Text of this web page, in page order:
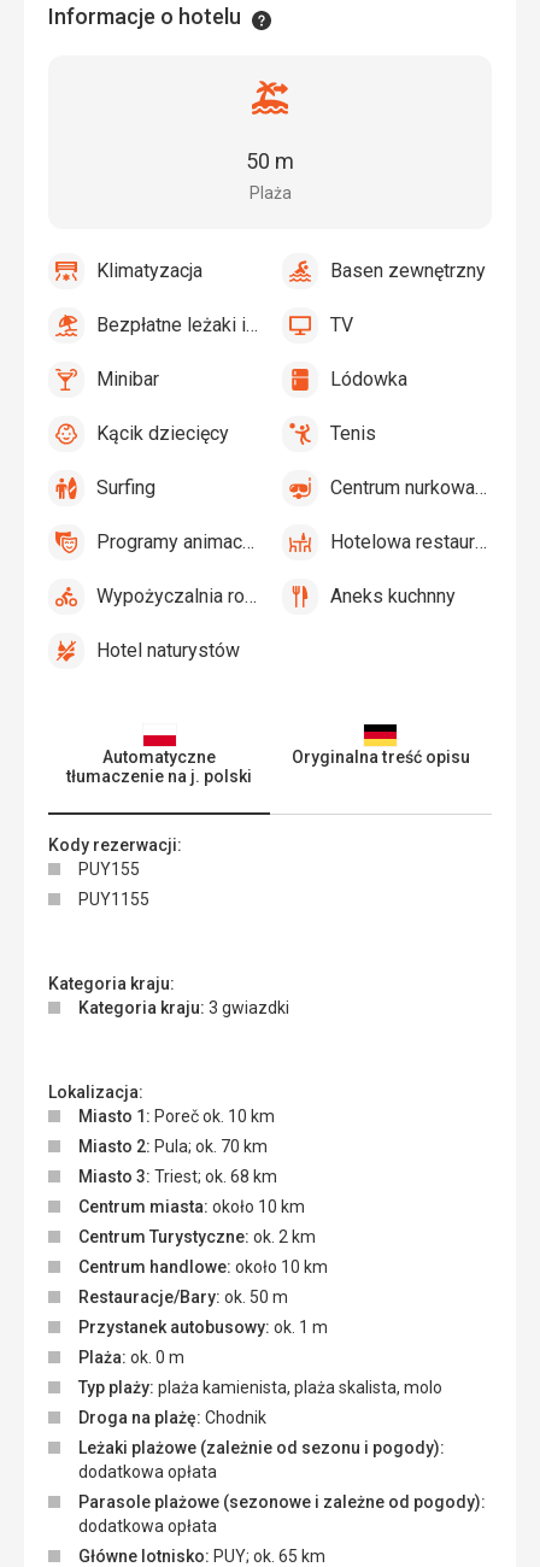
Automatyczne
tłumaczenie na j. polski
Oryginalna treść opisu
Kody rezerwacji:
PUY155
PUY1155
Kategoria kraju:
Kategoria kraju: 3 gwiazdki
Lokalizacja:
Miasto 1: Poreč ok. 10 km
Miasto 2: Pula; ok. 70 km
Miasto 3: Triest; ok. 68 km
Centrum miasta: około 10 km
Centrum Turystyczne: ok. 2 km
Centrum handlowe: około 10 km
Restauracje/Bary: ok. 50 m
Przystanek autobusowy: ok. 1 m
Plaża: ok. 0 m
Typ plaży: plaża kamienista, plaża skalista, molo
Droga na plażę: Chodnik
Leżaki plażowe (zależnie od sezonu i pogody):
dodatkowa opłata
Parasole plażowe (sezonowe i zależne od pogody):
dodatkowa opłata
Główne lotnisko: PUY; ok. 65 km
Informacje o hotelu Informacje
Odległość
plaży
Plaża
50 m
Klimatyzacja
Klimatyzacja
tak
BasenBasen zewnętrzny
tak
Bezpłatne
i
przy
Bezpłatne leżaki i parasole przy basenie
tak TV TV
tak
Minibar,Minibar
tak LódowkaLódowka
tak
Kącik
Plac
Kącik dziecięcy
tak
Tenis,Tenis
tak
SurfingSurfing
tak
Centrum
Centrum nurkowania
tak
Programy
Programy animacyjne
tak
Hotelowa
Hotelowa restauracja
tak
Wypożyczalnia
Wypożyczalnia rowerów
tak
AneksAneks kuchnny
tak
HotelHotel naturystów
tak